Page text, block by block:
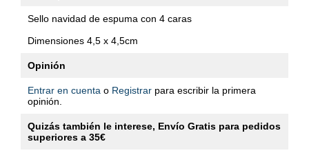
Sello navidad de espuma con 4 caras
Dimensiones 4,5 x 4,5cm
Opinión
Entrar en cuenta o Registrar para escribir la primera
opinión.
Quizás también le interese, Envío Gratis para pedidos
superiores a 35€